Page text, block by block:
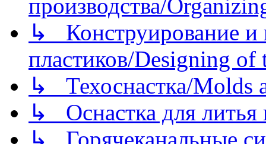
производства/
↳ Конструирование и
пластиков/Designing of
↳ Техоснастка/Molds
↳ Оснастка для литья